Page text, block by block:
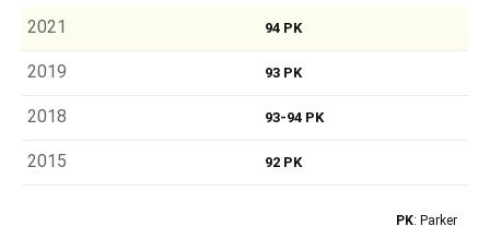
2021 94 PK
2019 93 PK
2018 93-94 PK
2015 92 PK
PK: Parker